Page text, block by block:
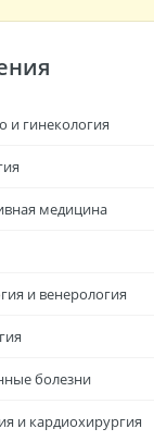
и гинекология
медицина
и венерология
болезни
и кардиохирургия